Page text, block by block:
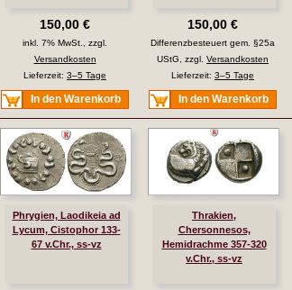
150,00 €
inkl. 7% MwSt., zzgl.
Versandkosten
Lieferzeit: 3–5 Tage
In den Warenkorb
150,00 €
Differenzbesteuert gem. §25a
UStG, zzgl. Versandkosten
Lieferzeit: 3–5 Tage
In den Warenkorb
Phrygien, Laodikeia ad
Lycum, Cistophor 133-
67 v.Chr., ss-vz
Thrakien,
Chersonnesos,
Hemidrachme 357-320
v.Chr., ss-vz